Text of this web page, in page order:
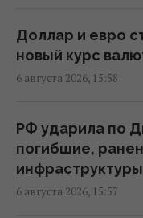
перелома в
05:25 пятница, 07
страны НАТО
помощь
02:52 пятница, 07 августа
Доллар и евро
новый курс
6 августа 2026, 15:58
РФ ударила по
погибшие,
инфраструктуры
6 августа 2026, 15:57